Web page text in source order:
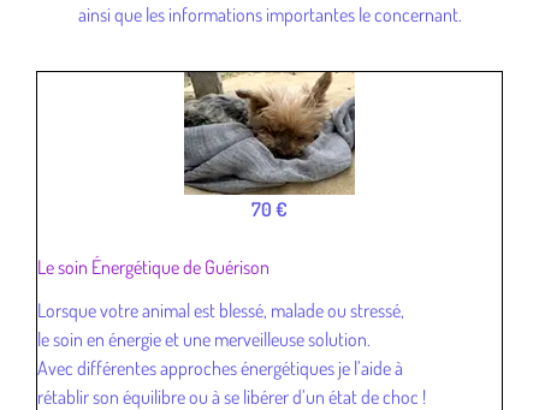
ainsi que les informations importantes le concernant.
70 €
Le soin Énergétique de Guérison
Lorsque votre animal est blessé, malade ou stressé,
le soin en énergie et une merveilleuse solution.
Avec différentes approches énergétiques je l’aide à
rétablir son équilibre ou à se libérer d’un état de choc !